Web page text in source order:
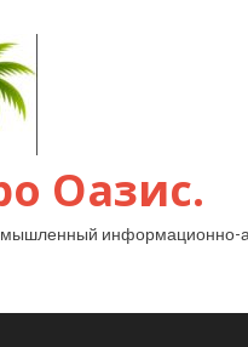
Оазис.
информационно-